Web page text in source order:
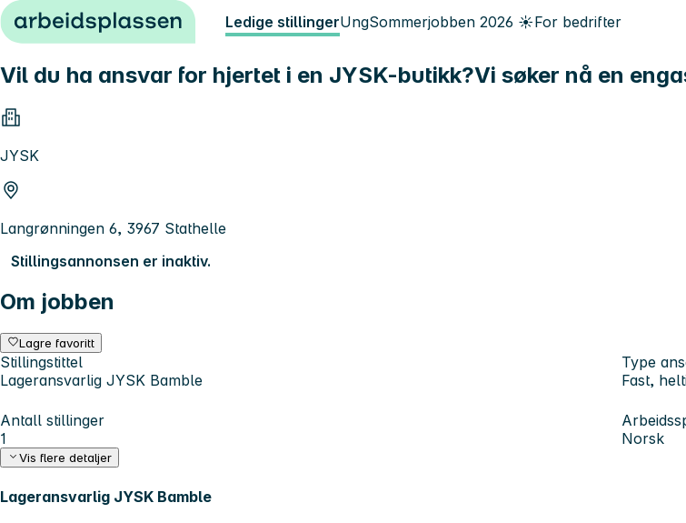
Hopp til innhold Ledige stillingerUngSommerjobben 2026 ☀️For bedrifter
Vil du ha ansvar for hjertet i en JYSK-butikk?Vi søker nå en
JYSK
Langrønningen 6, 3967 Stathelle
Stillingsannonsen er inaktiv.
Om jobben
Lagre favoritt
Stillingstittel
Lageransvarlig JYSK Bamble
Type
Fast,
Antall stillinger
1
Norsk
Vis flere detaljer
Lageransvarlig JYSK Bamble